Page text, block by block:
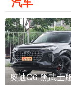
奥迪Q6 黑武士